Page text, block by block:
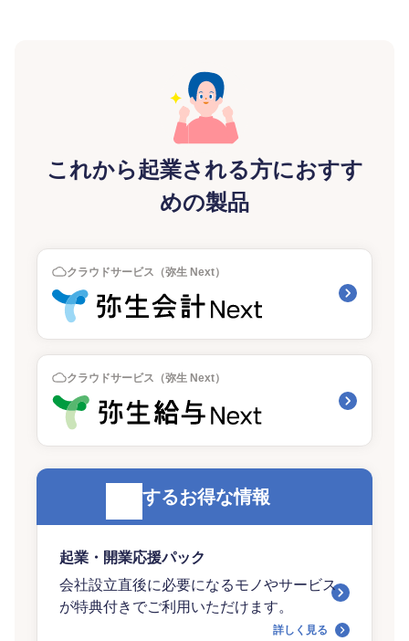
これから起業される方におすす
めの製品
クラウドサービス（弥生 Next）
クラウドサービス（弥生 Next）
関連するお得な情報
起業・開業応援パック
会社設立直後に必要になるモノやサービス
が特典付きでご利用いただけます。
詳しく見る